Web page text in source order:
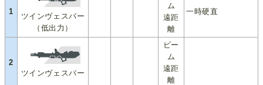
1
ツインヴェスバー
（低出力）
ム
遠距
離
一時硬直
2
ツインヴェスバー
ビー
ム
遠距
離